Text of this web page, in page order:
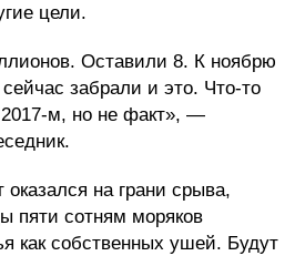
цели.
Оставили 8. К ноябрю
забрали и это. Что-то
м, но не факт», —
на грани срыва,
пяти сотням моряков
как собственных ушей. Будут